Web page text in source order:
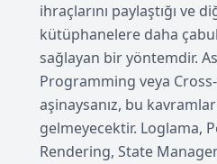
ihraçlarını paylaştığı ve
kütüphanelere daha
sağlayan bir yöntemdir.
Programming veya
aşinaysanız, bu
gelmeyecektir. Loglama,
Rendering, State